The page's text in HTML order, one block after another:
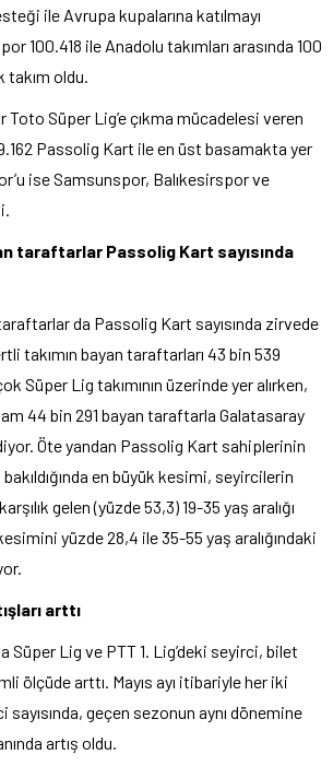
ile Avrupa kupalarına katılmayı
100.418 ile Anadolu takımları arasında 100
takım oldu.
Toto Süper Lig’e çıkma mücadelesi veren
Passolig Kart ile en üst basamakta yer
ise Samsunspor, Balıkesirspor ve
taraftarlar Passolig Kart sayısında
da Passolig Kart sayısında zirvede
takımın bayan taraftarları 43 bin 539
Süper Lig takımının üzerinde yer alırken,
44 bin 291 bayan taraftarla Galatasaray
Öte yandan Passolig Kart sahiplerinin
bakıldığında en büyük kesimi, seyircilerin
gelen (yüzde 53,3) 19-35 yaş aralığı
yüzde 28,4 ile 35-55 yaş aralığındaki
arttı
Süper Lig ve PTT 1. Lig’deki seyirci, bilet
ölçüde arttı. Mayıs ayı itibariyle her iki
geçen sezonun aynı dönemine
artış oldu.